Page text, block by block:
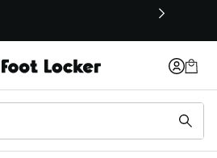
neuen Fenster